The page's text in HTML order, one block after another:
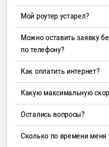
Мой роутер устарел?
Можно оставить заявку
по телефону?
Как оплатить интернет?
Какую максимальную
Остались вопросы?
Сколько по времени меня